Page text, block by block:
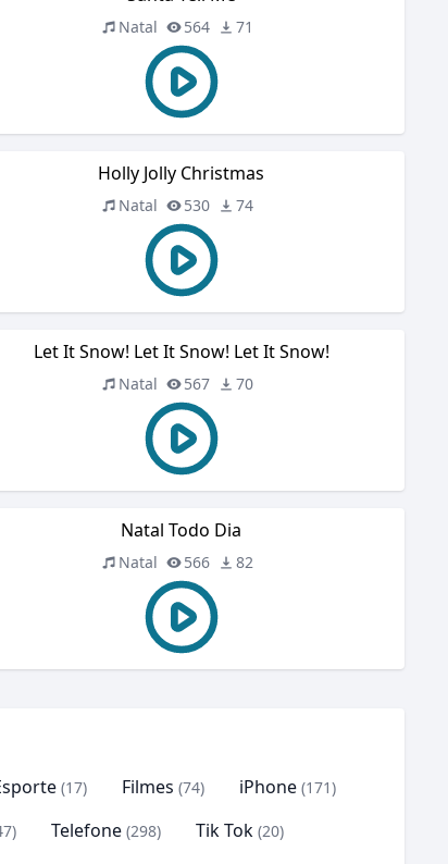
Natal 564 71
Holly Jolly Christmas
Natal 530 74
Let It Snow! Let It Snow! Let It Snow!
Natal 567 70
Natal Todo Dia
Natal 566 82
(17) Filmes (74) iPhone (171)
Telefone (298) Tik Tok (20)